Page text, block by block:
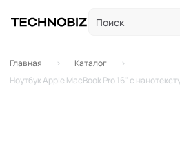
Главная
Каталог